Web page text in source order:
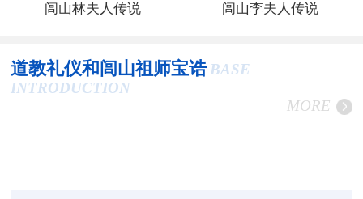
闾山林夫人传说 闾山李夫人传说
道教礼仪和闾山祖师宝诰 BASE
INTRODUCTION
MORE